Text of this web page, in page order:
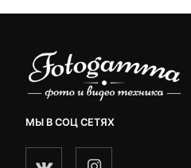
МЫ В СОЦ СЕТЯХ